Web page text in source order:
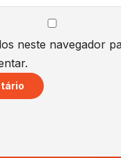
neste navegador